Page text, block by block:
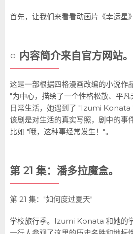
首先，让我们来看看动画片《幸运星
○ 内容简介来自官方网站。
这是一部根据四格漫画改编的小说
"为中心，描绘了一个性格松散、平
日常生活，她遇到了 "Izumi Konata
该剧是对生活的真实写照，剧中的事
比如 "哦，这种事经常发生！"。
第 21 集：潘多拉魔盒。
第 21 集："如何度过夏天"
学校旅行季。Izumi Konata 和她的